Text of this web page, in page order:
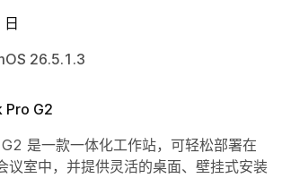
26.5.1.3
Pro G2
是一款一体化工作站，可轻松部署在
议室中，并提供灵活的桌面、壁挂式安装